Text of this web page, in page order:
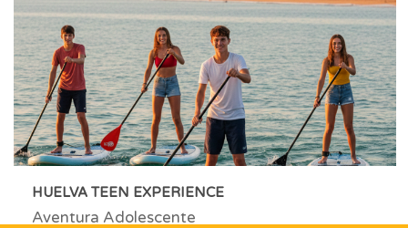
HUELVA TEEN EXPERIENCE
Aventura Adolescente